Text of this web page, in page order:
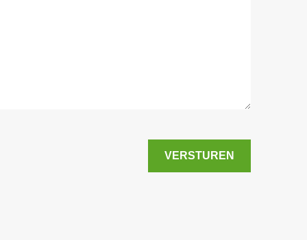
VERSTUREN